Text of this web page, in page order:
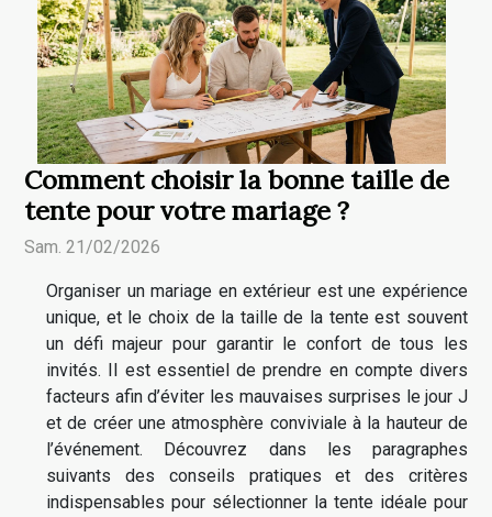
Comment choisir la bonne taille de
tente pour votre mariage ?
Sam. 21/02/2026
Organiser un mariage en extérieur est une expérience
unique, et le choix de la taille de la tente est souvent
un défi majeur pour garantir le confort de tous les
invités. Il est essentiel de prendre en compte divers
facteurs afin d’éviter les mauvaises surprises le jour J
et de créer une atmosphère conviviale à la hauteur de
l’événement. Découvrez dans les paragraphes
suivants des conseils pratiques et des critères
indispensables pour sélectionner la tente idéale pour